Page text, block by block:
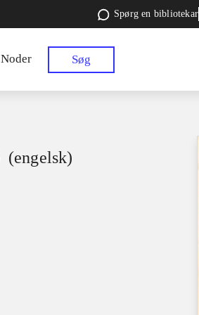
Spørg en bibliotekar
Noder Søg
(engelsk)